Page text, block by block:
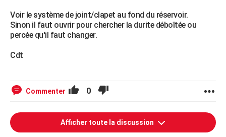
Voir le système de joint/clapet au fond du réservoir.
Sinon il faut ouvrir pour chercher la durite déboîtée ou
percée qu'il faut changer.
Cdt
Commenter 0
Afficher toute la discussion